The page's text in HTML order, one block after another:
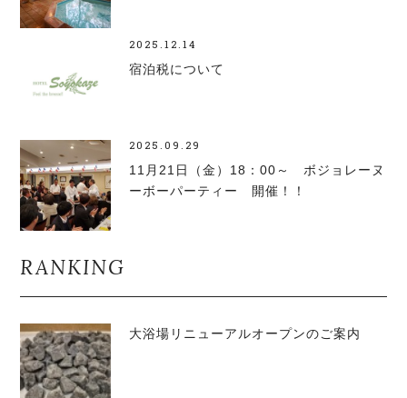
2025.12.14
宿泊税について
2025.09.29
11月21日（金）18：00～ ボジョレーヌ
ーボーパーティー 開催！！
RANKING
大浴場リニューアルオープンのご案内